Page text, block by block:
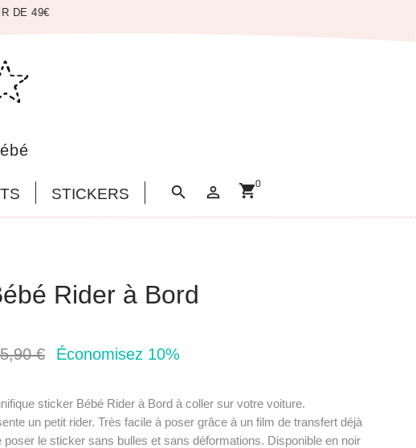
STICKERS   shopping_cart0
Rider à Bord
5,90 € Économisez 10%
sticker Bébé Rider à Bord à coller sur votre voiture.
un petit rider. Très facile à poser grâce à un film de transfert déjà
poser le sticker sans bulles et sans déformations. Disponible en noir